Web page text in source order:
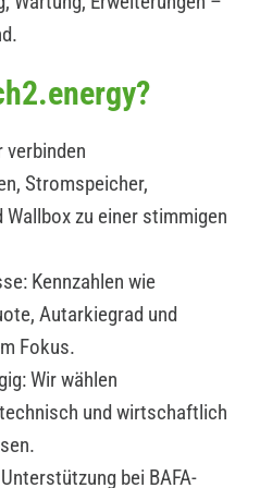
verbinden
Stromspeicher,
Wallbox zu einer stimmigen
Kennzahlen wie
Autarkiegrad und
Fokus.
Wir wählen
und wirtschaftlich
bei BAFA-